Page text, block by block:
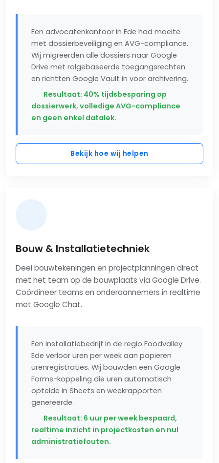
Een advocatenkantoor in Ede had moeite
met dossierbeveiliging en AVG-compliance.
Wij migreerden alle dossiers naar Google
Drive met rolgebaseerde toegangsrechten
en richtten Google Vault in voor archivering.
Resultaat: 40% tijdsbesparing op
dossierwerk, volledige AVG-compliance
en geen enkel datalek.
Bekijk hoe wij helpen
Bouw & Installatietechniek
Deel bouwtekeningen en projectplanningen direct
met het team op de bouwplaats via Google Drive.
Coördineer teams en onderaannemers in realtime
met Google Chat.
Een installatiebedrijf in de regio Foodvalley
Ede verloor uren per week aan papieren
urenregistraties. Wij bouwden een Google
Forms-koppeling die uren automatisch
optelde in Sheets en weekrapporten
genereerde.
Resultaat: 6 uur per week bespaard,
realtime inzicht in projectkosten en nul
administratiefouten.